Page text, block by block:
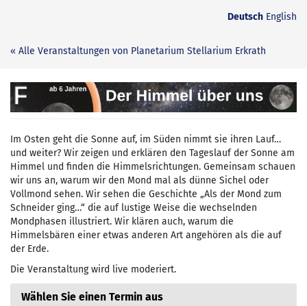
springen
Deutsch English
« Alle Veranstaltungen von Planetarium Stellarium Erkrath
Der
über
uns
Im Osten geht die Sonne auf, im Süden nimmt sie ihren Lauf…
und weiter? Wir zeigen und erklären den Tageslauf der Sonne am
Himmel und finden die Himmelsrichtungen. Gemeinsam schauen
wir uns an, warum wir den Mond mal als dünne Sichel oder
Vollmond sehen. Wir sehen die Geschichte „Als der Mond zum
Schneider ging…“ die auf lustige Weise die wechselnden
Mondphasen illustriert. Wir klären auch, warum die
Himmelsbären einer etwas anderen Art angehören als die auf
der Erde.
Die Veranstaltung wird live moderiert.
Wählen Sie einen Termin aus